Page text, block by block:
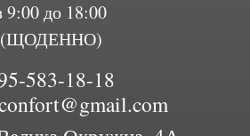
9:00 до 18:00
(ЩОДЕННО)
583-18-18